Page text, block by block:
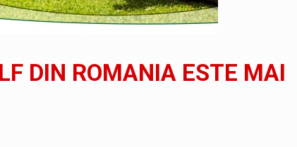
a Pall-Ex, liderul pietei de transport paletizat din
DIN ROMANIA ESTE MAI